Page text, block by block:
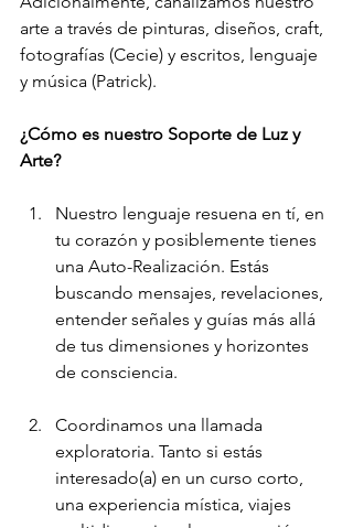
arte a través de pinturas, diseños, craft,
fotografías (Cecie) y escritos, lenguaje
y música (Patrick).
¿Cómo es nuestro Soporte de Luz y
Arte?
Nuestro lenguaje resuena en tí, en
tu corazón y posiblemente tienes
una Auto-Realización. Estás
buscando mensajes, revelaciones,
entender señales y guías más allá
de tus dimensiones y horizontes
de consciencia.
Coordinamos una llamada
exploratoria. Tanto si estás
interesado(a) en un curso corto,
una experiencia mística, viajes